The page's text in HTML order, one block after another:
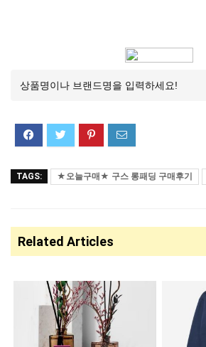
TAGS: ★오늘구매★ 구스 롱패딩 구매후기
Related Articles